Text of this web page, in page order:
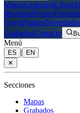
MapasGrabadosLibros
ModernaPosters
GoyaPiranesiNovedades
GrabadosContacto
Menú
ES |
EN
✕
Secciones
Mapas
Grabados